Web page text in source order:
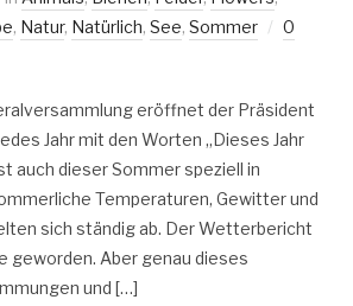
, Natur, Natürlich, See, Sommer
0
eröffnet der Präsident
Jahr mit den Worten „Dieses Jahr
auch dieser Sommer speziell in
Temperaturen, Gewitter und
sich ständig ab. Der Wetterbericht
geworden. Aber genau dieses
und […]